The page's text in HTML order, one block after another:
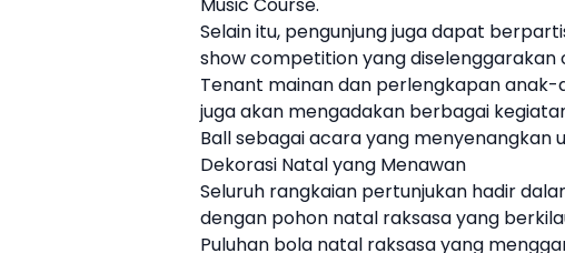
Selain itu, pengunjung juga dapat
show competition yang diselenggarakan
Tenant mainan dan perlengkapan
juga akan mengadakan berbagai
Ball sebagai acara yang menyenangkan
Dekorasi Natal yang Menawan
Seluruh rangkaian pertunjukan hadir
dengan pohon natal raksasa yang
Puluhan bola natal raksasa yang